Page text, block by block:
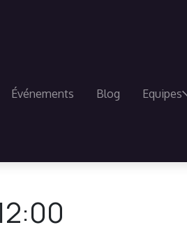
Événements Blog Equipes